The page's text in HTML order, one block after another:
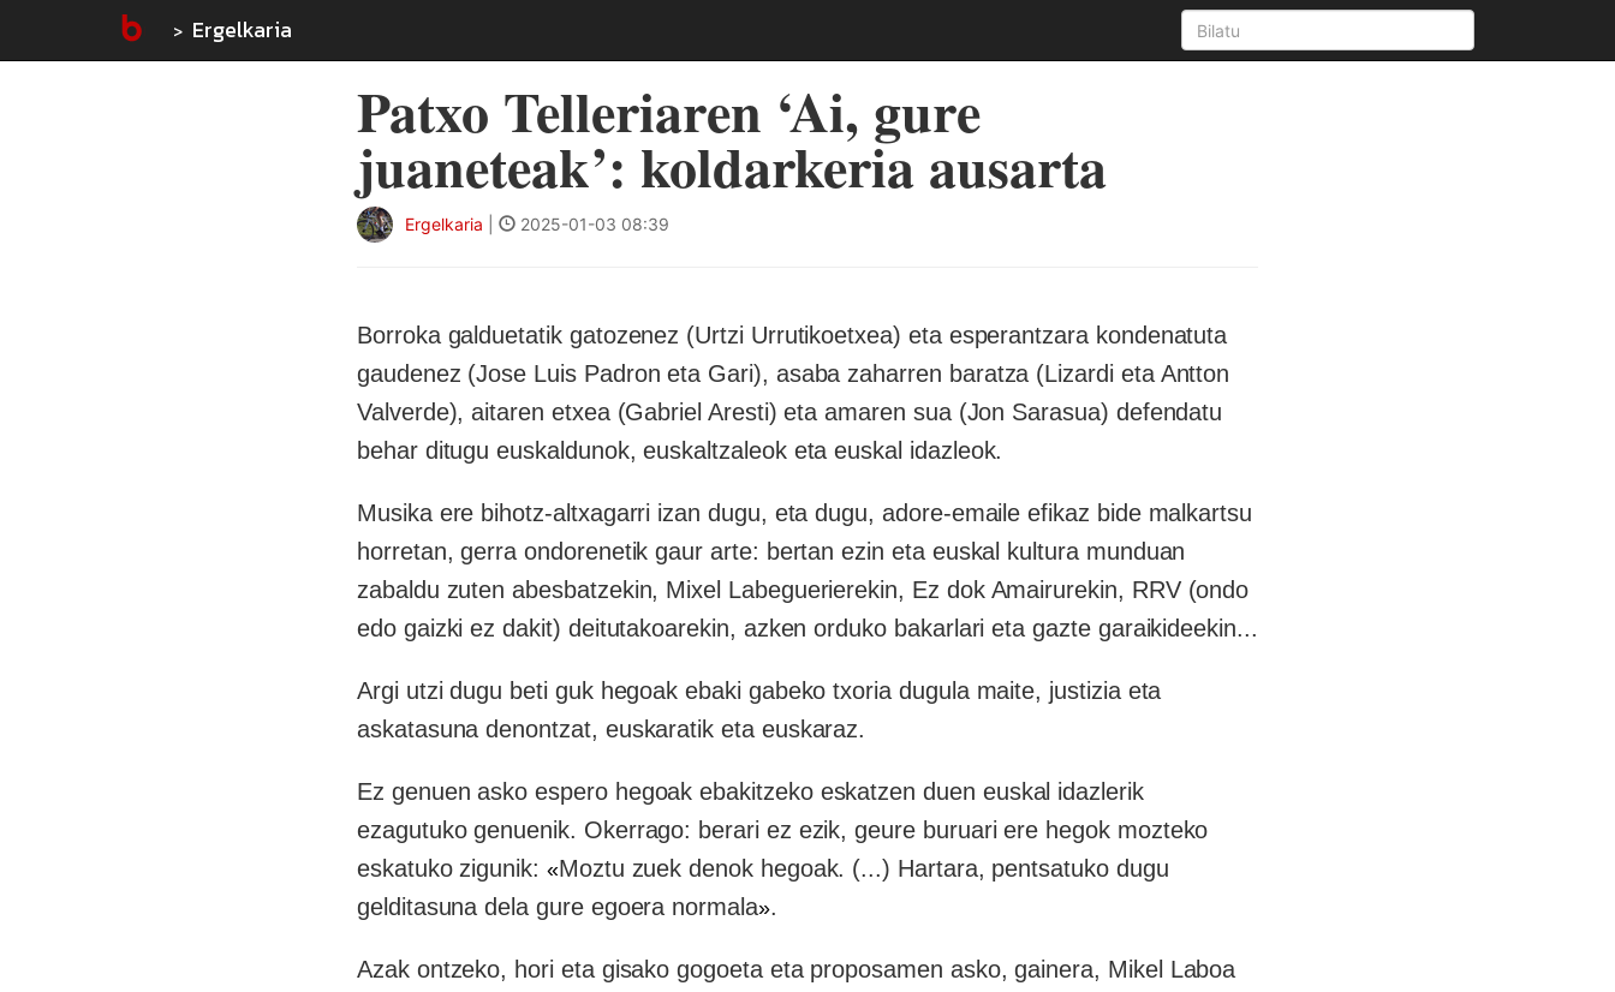
Ergelkaria
Patxo Telleriaren ‘Ai, gure
juaneteak’: koldarkeria ausarta
Ergelkaria 2025-01-03 08:39
Borroka galduetatik gatozenez (Urtzi Urrutikoetxea) eta esperantzara kondenatuta
gaudenez (Jose Luis Padron eta Gari), asaba zaharren baratza (Lizardi eta Antton
Valverde), aitaren etxea (Gabriel Aresti) eta amaren sua (Jon Sarasua) defendatu
behar ditugu euskaldunok, euskaltzaleok eta euskal idazleok.
Musika ere bihotz-altxagarri izan dugu, eta dugu, adore-emaile efikaz bide malkartsu
horretan, gerra ondorenetik gaur arte: bertan ezin eta euskal kultura munduan
zabaldu zuten abesbatzekin, Mixel Labeguerierekin, Ez dok Amairurekin, RRV (ondo
edo gaizki ez dakit) deitutakoarekin, azken orduko bakarlari eta gazte garaikideekin...
Argi utzi dugu beti guk hegoak ebaki gabeko txoria dugula maite, justizia eta
askatasuna denontzat, euskaratik eta euskaraz.
Ez genuen asko espero hegoak ebakitzeko eskatzen duen euskal idazlerik
ezagutuko genuenik. Okerrago: berari ez ezik, geure buruari ere hegok mozteko
eskatuko zigunik: «Moztu zuek denok hegoak. (...) Hartara, pentsatuko dugu
gelditasuna dela gure egoera normala».
Azak ontzeko, hori eta gisako gogoeta eta proposamen asko, gainera, Mikel Laboa